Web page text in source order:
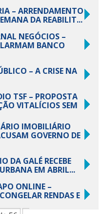
– ARRENDAMENTO
DA REABILIT...
NEGÓCIOS –
BANCO
– A CRISE NA
TSF – PROPOSTA
VITALÍCIOS SEM
IMOBILIÁRIO
GOVERNO DE
DA GALÉ RECEBE
EM ABRIL...
ONLINE –
RENDAS E